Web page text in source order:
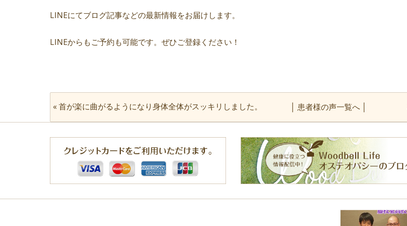
LINEにてブログ記事などの最新情報をお届けします。
LINEからもご予約も可能です。ぜひご登録ください！
«首が楽に曲がるようになり身体全体がスッキリしました。 患者様の声一覧へ │